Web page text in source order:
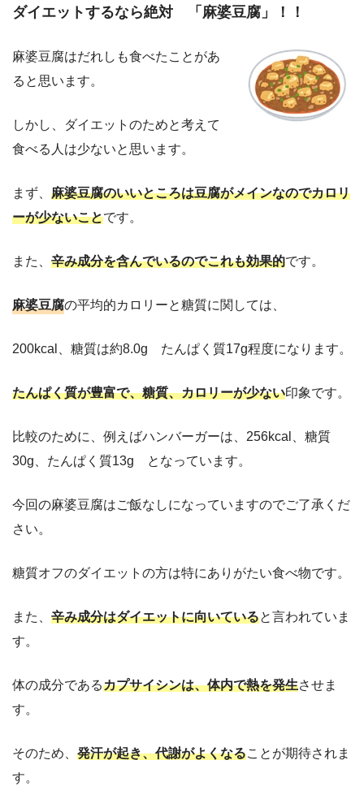
ダイエットするなら絶対 「麻婆豆腐」！！
麻婆豆腐はだれしも食べたことがあ
ると思います。
しかし、ダイエットのためと考えて
食べる人は少ないと思います。
まず、 麻婆豆腐のいいところは豆腐がメインなのでカロリ
ーが少ないことです。
また、 辛み成分を含んでいるのでこれも効果的です。
麻婆豆腐の平均的カロリーと糖質に関しては、
200kcal、糖質は約8.0g たんぱく質17g程度になります。
たんぱく質が豊富で、糖質、カロリーが少ない印象です。
比較のために、例えばハンバーガーは、256kcal、糖質
30g、たんぱく質13g となっています。
今回の麻婆豆腐はご飯なしになっていますのでご了承くだ
さい。
糖質オフのダイエットの方は特にありがたい食べ物です。
また、 辛み成分はダイエットに向いていると言われていま
す。
体の成分であるカプサイシンは、体内で熱を発生させま
す。
そのため、 発汗が起き、代謝がよくなることが期待されま
す。